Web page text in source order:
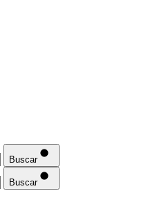
Buscar
Buscar